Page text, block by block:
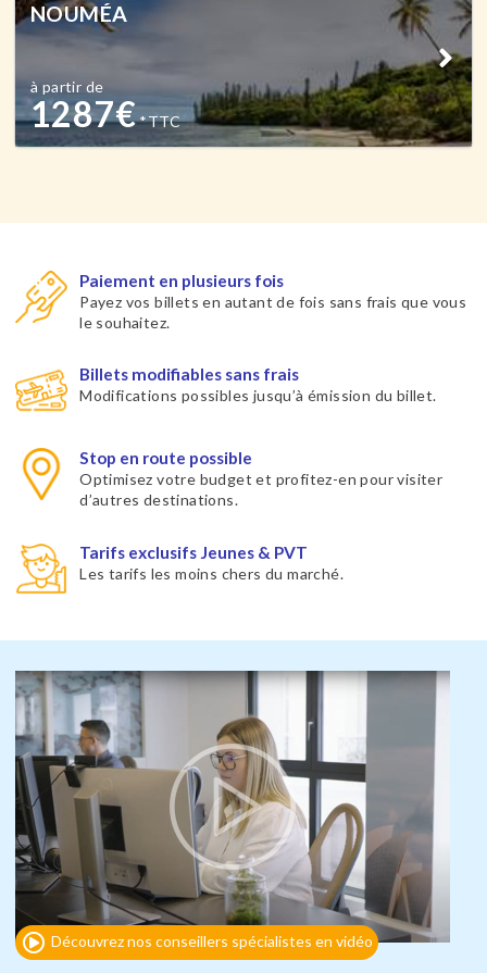
NOUMÉA
à partir de
1287€ *TTC
Paiement en plusieurs fois
Payez vos billets en autant de fois sans frais que vous
le souhaitez.
Billets modifiables sans frais
Modifications possibles jusqu’à émission du billet.
Stop en route possible
Optimisez votre budget et profitez-en pour visiter
d’autres destinations.
Tarifs exclusifs Jeunes & PVT
Les tarifs les moins chers du marché.
Découvrez nos conseillers spécialistes en vidéo